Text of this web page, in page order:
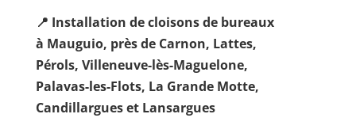
📍 Installation de cloisons de bureaux
à Mauguio, près de Carnon, Lattes,
Pérols, Villeneuve-lès-Maguelone,
Palavas-les-Flots, La Grande Motte,
Candillargues et Lansargues